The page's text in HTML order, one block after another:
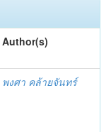
Author(s)
พงศา คล้ายจันทร์